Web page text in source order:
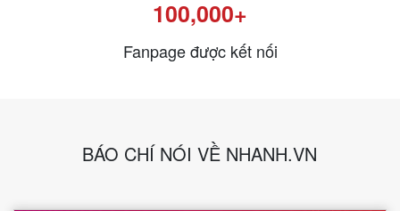
100,000+
Fanpage được kết nối
BÁO CHÍ NÓI VỀ NHANH.VN